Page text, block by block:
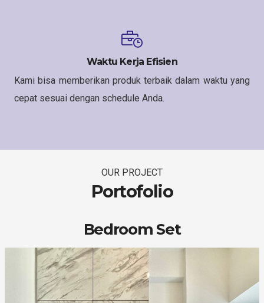
Waktu Kerja Efisien
Kami bisa memberikan produk terbaik dalam waktu yang
cepat sesuai dengan schedule Anda.
OUR PROJECT
Portofolio
Bedroom Set